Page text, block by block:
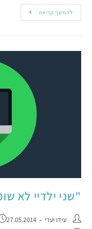
להמשך קריאה
"שני ילדיי לא
עידו יערי 27.05.2014